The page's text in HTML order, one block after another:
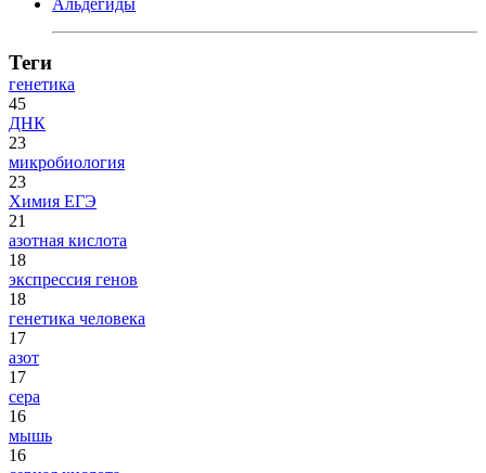
Альдегиды
Теги
генетика
45
ДНК
23
микробиология
23
Химия ЕГЭ
21
азотная кислота
18
экспрессия генов
18
генетика человека
17
азот
17
сера
16
мышь
16